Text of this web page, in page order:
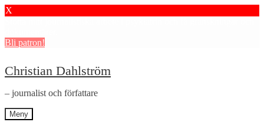
X
Bli patron!
Hoppa
till
navigering
Hoppa
till
innehåll
Christian Dahlström
– journalist och författare
Meny